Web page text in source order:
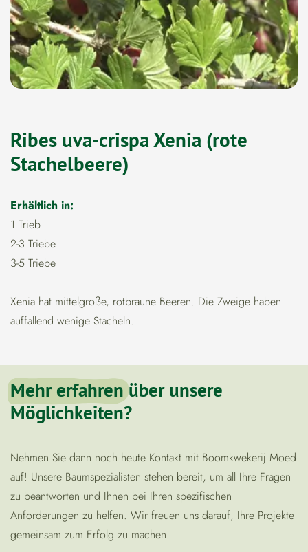
Ribes uva-crispa Xenia (rote
Stachelbeere)
Erhältlich in:
1 Trieb
2-3 Triebe
3-5 Triebe
Xenia hat mittelgroße, rotbraune Beeren. Die Zweige haben
auffallend wenige Stacheln.
Mehr erfahrenüber unsere
Möglichkeiten?
Nehmen Sie dann noch heute Kontakt mit Boomkwekerij Moed
auf! Unsere Baumspezialisten stehen bereit, um all Ihre Fragen
zu beantworten und Ihnen bei Ihren spezifischen
Anforderungen zu helfen. Wir freuen uns darauf, Ihre Projekte
gemeinsam zum Erfolg zu machen.